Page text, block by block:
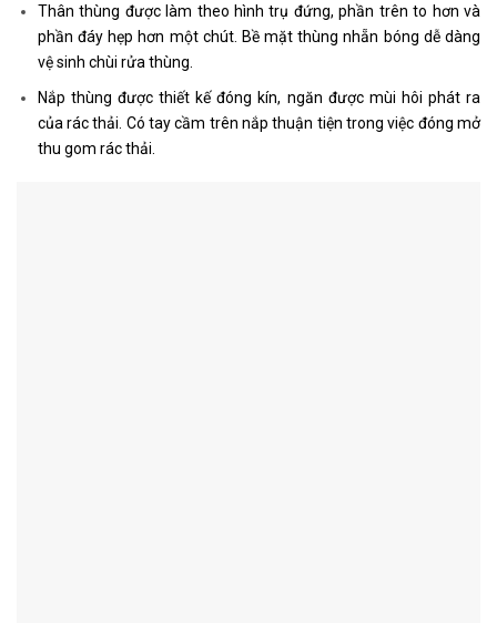
Thân thùng được làm theo hình trụ đứng, phần trên to hơn và
phần đáy hẹp hơn một chút. Bề mặt thùng nhẵn bóng dễ dàng
vệ sinh chùi rửa thùng.
Nắp thùng được thiết kế đóng kín, ngăn được mùi hôi phát ra
của rác thải. Có tay cầm trên nắp thuận tiện trong việc đóng mở
thu gom rác thải.